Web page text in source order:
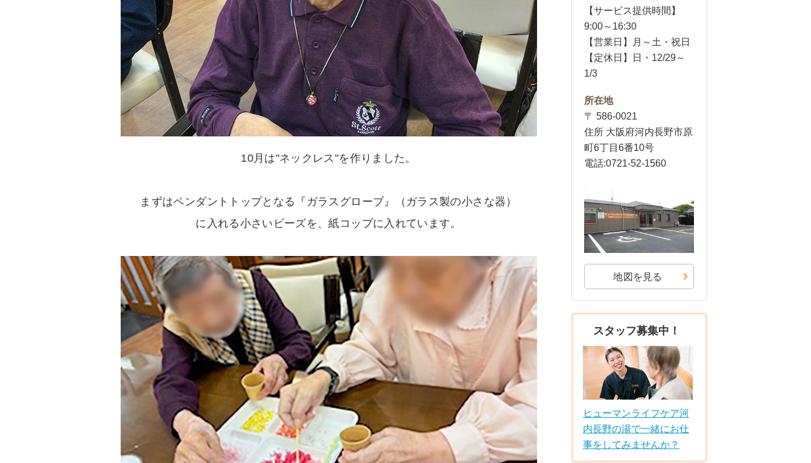
10月は"ネックレス"を作りました。
まずはペンダントトップとなる『ガラスグローブ』（ガラス製の小さな器）
に入れる小さいビーズを、紙コップに入れています。
【サービス提供時間】
9:00～16:30
【営業日】月～土・祝日
【定休日】日・12/29～
1/3
所在地
〒 586-0021
住所 大阪府河内長野市原
町6丁目6番10号
電話:0721-52-1560
地図を見る
スタッフ募集中！
ヒューマンライフケア河
内長野の湯で一緒にお仕
事をしてみませんか？